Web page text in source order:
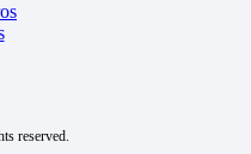
reserved.